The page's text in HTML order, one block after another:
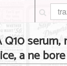
Q10 serum,
a ne bore